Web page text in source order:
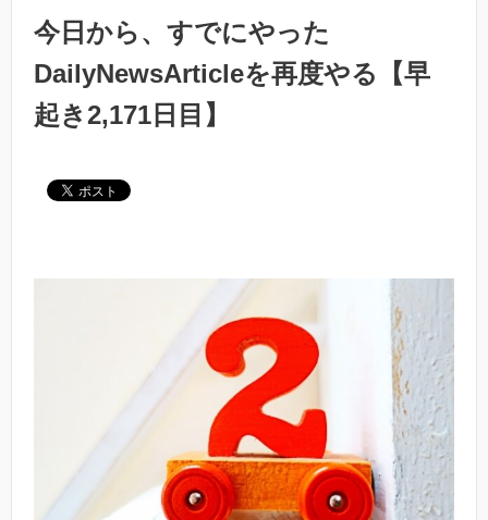
今日から、すでにやった
DailyNewsArticleを再度やる【早
起き2,171日目】